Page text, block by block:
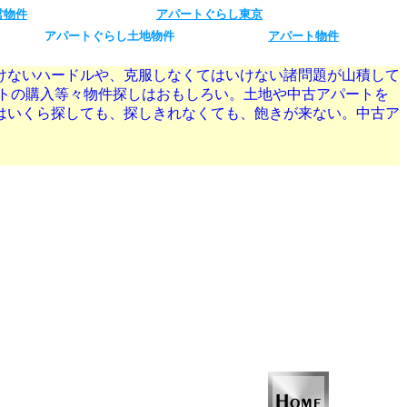
物件
アパートぐらし東京
アパートぐらし土地物件 アパート物件
いハードルや、克服しなくてはいけない諸問題が山積して
購入等々物件探しはおもしろい。土地や中古アパートを
くら探しても、探しきれなくても、飽きが来ない。中古ア